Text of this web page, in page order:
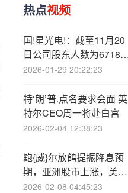
热点视频
国!星光电!：截至11月20
日公司股东人数为67183
户
2026-01-29 20:22:23
特‘朗’普.点名要求会面 英
特尔CEO周一将赴白宫
2026-02-04 12:38:23
鲍{威}尔放鸽提振降息预
期，亚洲股市上涨，美股
期货、欧股下跌，美元告
2026-02-08 04:45:23